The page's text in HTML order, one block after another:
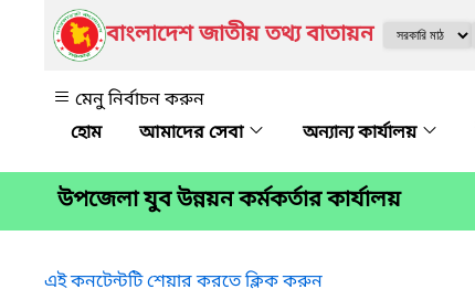
বাংলাদেশ জাতীয় তথ্য বাতায়ন
মেনু নির্বাচন করুন
আমাদের সেবা
অন্যান্য কার্যালয়
উপজেলা যুব উন্নয়ন কর্মকর্তার কার্যালয়
এই কনটেন্টটি শেয়ার করতে ক্লিক করুন